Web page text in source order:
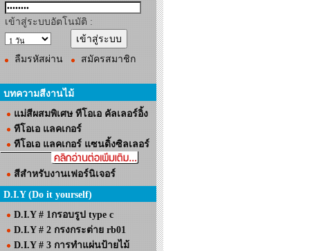
เข้าสู่ระบบอัตโนมัติ :
ลืมรหัสผ่าน สมัครสมาชิก
บทความสีงานไม้
แม่สีผสมพิเศษ ทีโอเอ คัลเลอร์อิ้ง
ทีโอเอ แลคเกอร์
ทีโอเอ แลคเกอร์ แซนดิ้งซิลเลอร์
สีสำหรับงานเฟอร์นิเจอร์
D.I.Y (Do it yourself)
D.I.Y # 1กรอบรูป type c
D.I.Y # 2 กรงกระต่าย rb01
D.I.Y # 3 การทำแผ่นป้ายไม้